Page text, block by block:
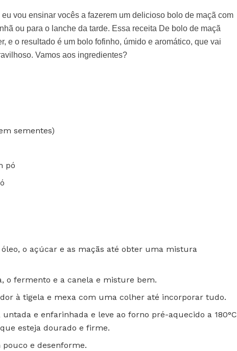
vou ensinar vocês a fazerem um delicioso bolo de maçã com
ou para o lanche da tarde. Essa receita De bolo de maçã
e o resultado é um bolo fofinho, úmido e aromático, que vai
Vamos aos ingredientes?
sementes)
pó
o açúcar e as maçãs até obter uma mistura
o fermento e a canela e misture bem.
à tigela e mexa com uma colher até incorporar tudo.
e enfarinhada e leve ao forno pré-aquecido a 180°C
esteja dourado e firme.
e desenforme.